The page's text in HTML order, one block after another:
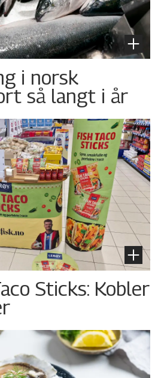
i norsk
så langt i år
Sticks: Kobler